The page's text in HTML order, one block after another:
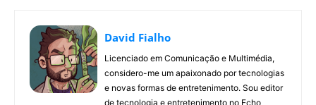
David Fialho
Licenciado em Comunicação e Multimédia,
considero-me um apaixonado por tecnologias
e novas formas de entretenimento. Sou editor
de tecnologia e entretenimento no Echo